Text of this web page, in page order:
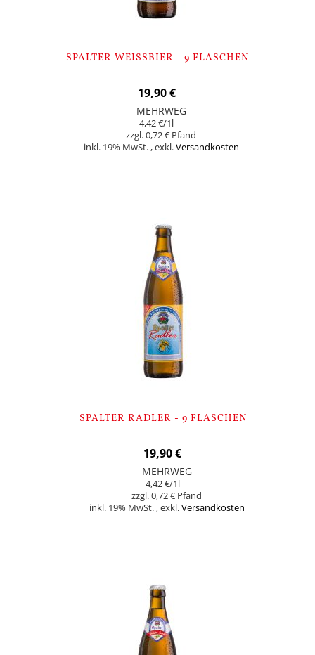
SPALTER WEISSBIER - 9 FLASCHEN
19,90 €
MEHRWEG
4,42 €/1l
0,72 €
inkl. 19% MwSt. ,exkl.Versandkosten
SPALTER RADLER - 9 FLASCHEN
19,90 €
MEHRWEG
4,42 €/1l
0,72 €
inkl. 19% MwSt. ,exkl.Versandkosten